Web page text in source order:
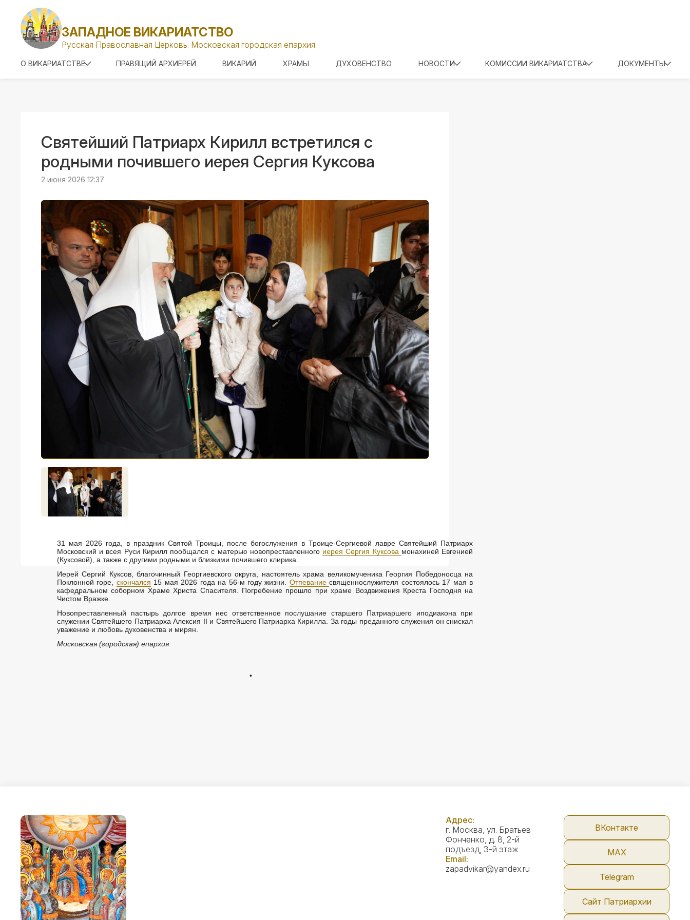
ЗАПАДНОЕ ВИКАРИАТСТВО
Русская Православная Церковь. Московская городская епархия
О ВИКАРИАТСТВЕ ПРАВЯЩИЙ АРХИЕРЕЙ ВИКАРИЙ ХРАМЫ ДУХОВЕНСТВО НОВОСТИ КОМИССИИ ВИКАРИАТСТВА ДОКУМЕНТЫ
Святейший Патриарх Кирилл встретился с
родными почившего иерея Сергия Куксова
2 июня 2026 12:37
31 мая 2026 года, в праздник Святой Троицы, после богослужения в Троице-Сергиевой лавре Святейший Патриарх
Московский и всея Руси Кирилл пообщался с матерью новопреставленного иерея Сергия Куксова монахиней Евгенией
(Куксовой), а также с другими родными и близкими почившего клирика.
Иерей Сергий Куксов, благочинный Георгиевского округа, настоятель храма великомученика Георгия Победоносца на
Поклонной горе, скончался 15 мая 2026 года на 56-м году жизни. Отпеваниесвященнослужителя состоялось 17 мая в
кафедральном соборном Храме Христа Спасителя. Погребение прошло при храме Воздвижения Креста Господня на
Чистом Вражке.
Новопреставленный пастырь долгое время нес ответственное послушание старшего Патриаршего иподиакона при
служении Святейшего Патриарха Алексия II и Святейшего Патриарха Кирилла. За годы преданного служения он снискал
уважение и любовь духовенства и мирян.
Московская (городская) епархия
ВКонтакте
МАX
Telegram
Сайт Патриархии
Адрес:
г. Москва, ул. Братьев
Фонченко, д. 8, 2-й
подъезд, 3-й этаж
Email:
zapadvikar@yandex.ru